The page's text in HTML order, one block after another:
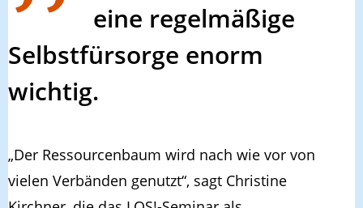
eine regelmäßige
Selbstfürsorge enorm
wichtig.
„Der Ressourcenbaum wird nach wie vor von
vielen Verbänden genutzt“, sagt Christine